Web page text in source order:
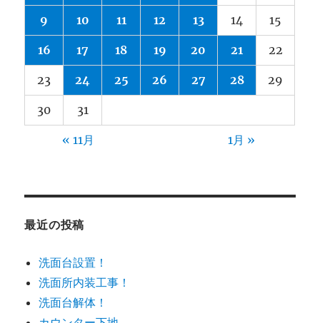
9 10 11 12 13 14 15
16 17 18 19 20 21 22
23 24 25 26 27 28 29
30 31
« 11月 1月 »
最近の投稿
洗面台設置！
洗面所内装工事！
洗面台解体！